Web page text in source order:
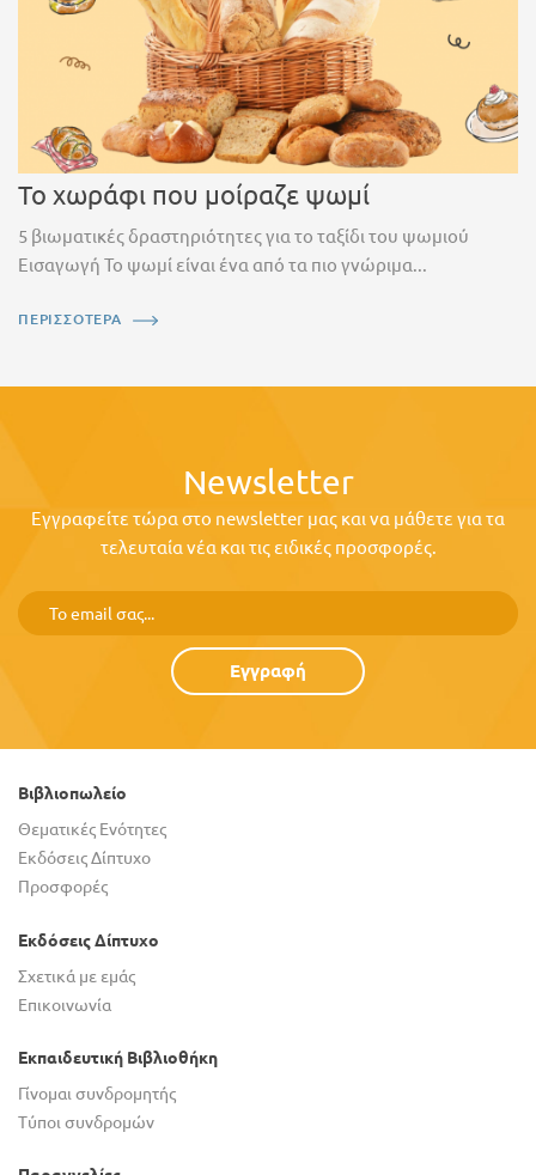
Το χωράφι που μοίραζε ψωμί
5 βιωματικές δραστηριότητες για το ταξίδι του ψωμιού
Εισαγωγή Το ψωμί είναι ένα από τα πιο γνώριμα...
ΠΕΡΙΣΣΟΤΕΡΑ
Newsletter
Εγγραφείτε τώρα στο newsletter μας και να μάθετε για τα
τελευταία νέα και τις ειδικές προσφορές.
Εγγραφή
Βιβλιοπωλείο
Θεματικές Ενότητες
Εκδόσεις Δίπτυχο
Προσφορές
Εκδόσεις Δίπτυχο
Σχετικά με εμάς
Επικοινωνία
Εκπαιδευτική Βιβλιοθήκη
Γίνομαι συνδρομητής
Τύποι συνδρομών